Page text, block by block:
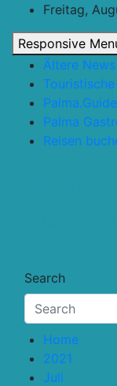
content
Freitag,
Responsive
Ältere
Palma.Guide
Palma
Reisen
Search
Home
2021
Juli